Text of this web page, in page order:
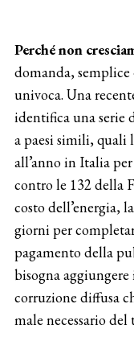
Perché non
domanda, semplice
univoca. Una
identifica una serie
a paesi simili, quali
all’anno in Italia
contro le 132 della
costo dell’energia,
giorni per
pagamento della
bisogna
corruzione diffusa
male necessario del